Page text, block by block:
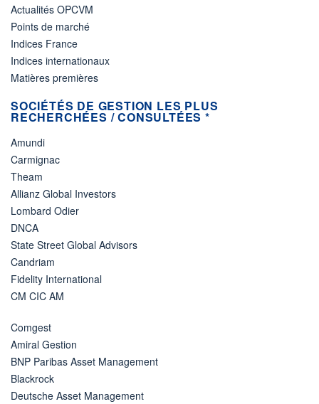
Actualités OPCVM
Points de marché
Indices France
Indices internationaux
Matières premières
SOCIÉTÉS DE GESTION LES PLUS
RECHERCHÉES / CONSULTÉES *
Amundi
Carmignac
Theam
Allianz Global Investors
Lombard Odier
DNCA
State Street Global Advisors
Candriam
Fidelity International
CM CIC AM
Comgest
Amiral Gestion
BNP Paribas Asset Management
Blackrock
Deutsche Asset Management